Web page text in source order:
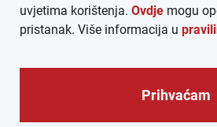
uvjetima korištenja. Ovdje mogu
pristanak. Više informacija u
Prihvaćam